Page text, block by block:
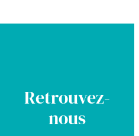
Retrouvez-
nous